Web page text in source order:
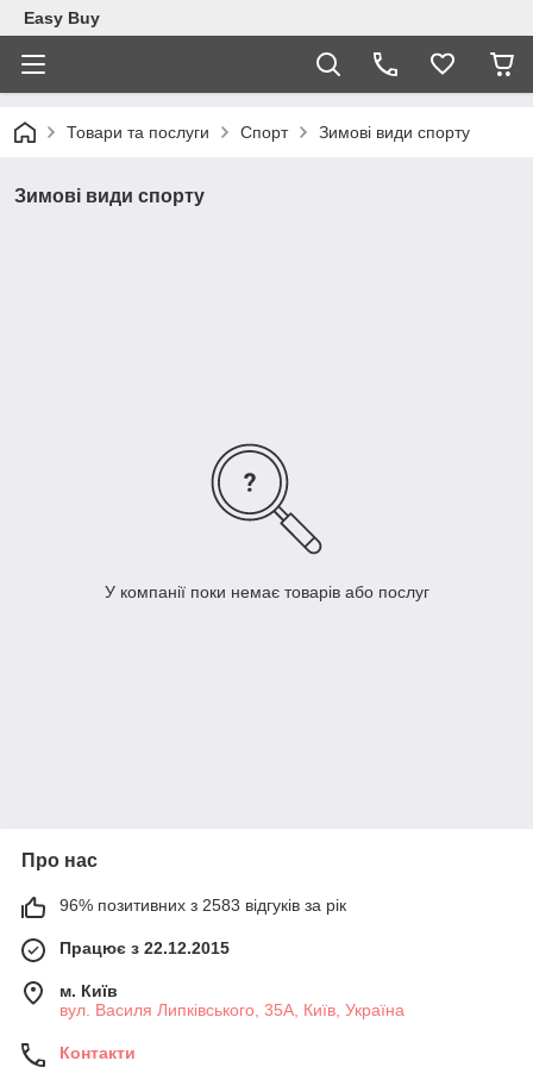
Easy Buy
Товари та послуги Спорт Зимові види спорту
Зимові види спорту
У компанії поки немає товарів або послуг
Про нас
96% позитивних з 2583 відгуків за рік
Працює з 22.12.2015
м. Київ
вул. Василя Липківського, 35А, Київ, Україна
Контакти